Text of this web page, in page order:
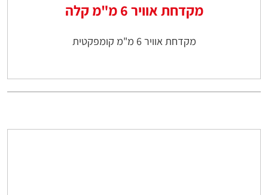
מקדחת אוויר 6 מ"מ קלה
מקדחת אוויר 6 מ"מ קומפקטית